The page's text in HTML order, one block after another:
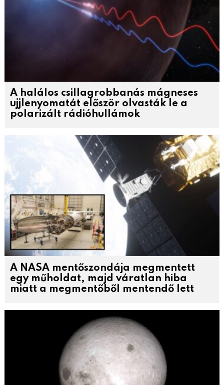
A halálos csillagrobbanás mágneses
ujjlenyomatát először olvasták le a
polarizált rádióhullámok
A NASA mentőszondája megmentett
egy műholdat, majd váratlan hiba
miatt a megmentőből mentendő lett